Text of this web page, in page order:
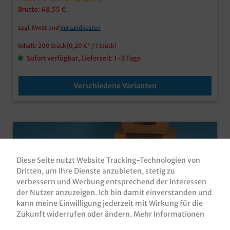
Brutto: 48,55 €
zzgl. MwSt und Versandkosten
Inhalt: 200 Stück (0,20 €* / 1 Stück)
Sofort verfügbar, Lieferzeit: 1-3 Tage
Verschiedene Varianten
Diese Seite nutzt Website Tracking-Technologien von
Dritten, um ihre Dienste anzubieten, stetig zu
verbessern und Werbung entsprechend der Interessen
der Nutzer anzuzeigen. Ich bin damit einverstanden und
kann meine Einwilligung jederzeit mit Wirkung für die
Zukunft widerrufen oder ändern. Mehr Informationen